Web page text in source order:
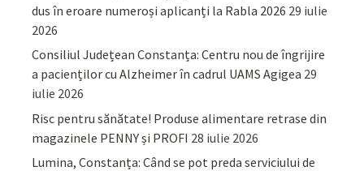
dus în eroare numeroși aplicanți la Rabla 2026 29 iulie
2026
Consiliul Județean Constanța: Centru nou de îngrijire
a pacienților cu Alzheimer în cadrul UAMS Agigea 29
iulie 2026
Risc pentru sănătate! Produse alimentare retrase din
magazinele PENNY și PROFI 28 iulie 2026
Lumina, Constanța: Când se pot preda serviciului de